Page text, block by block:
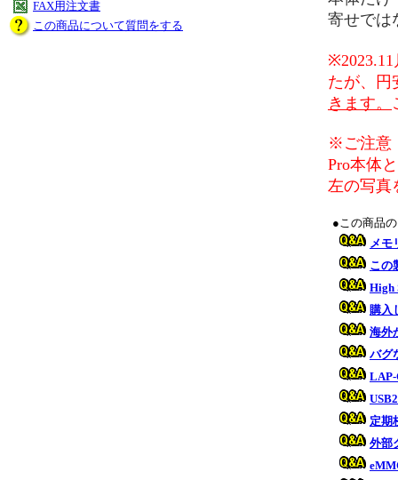
FAX用注文書
この商品について質問をする
寄せでは
たが、円
きます。
※ご注意
Pro本体
左の写真
●この商品
メモ
この
High
購入
海外
バグ
LAP-
定期
外部